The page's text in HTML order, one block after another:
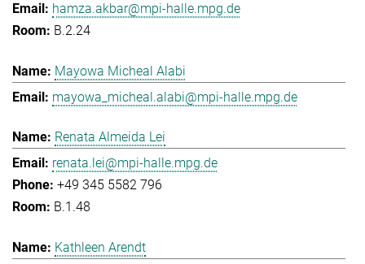
hamza.akbar@mpi-halle.mpg.de
B.2.24
Mayowa Micheal Alabi
mayowa_micheal.alabi@mpi-halle.mpg.de
Renata Almeida Lei
renata.lei@mpi-halle.mpg.de
+49 345 5582 796
B.1.48
Kathleen Arendt